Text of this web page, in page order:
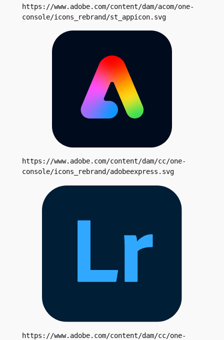
https://www.adobe.com/content/dam/acom/one-
console/icons_rebrand/st_appicon.svg
https://www.adobe.com/content/dam/cc/one-
console/icons_rebrand/adobeexpress.svg
https://www.adobe.com/content/dam/cc/one-